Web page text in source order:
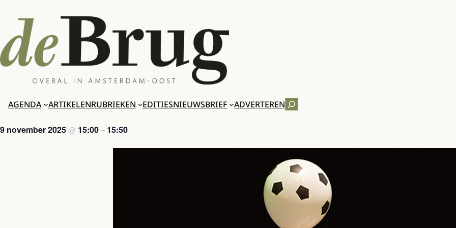
naar
inhoud
AGENDA ARTIKELENRUBRIEKEN EDITIESNIEUWSBRIEF ADVERTERENZOEKEN
9 november 2025@ 15:00– 15:50